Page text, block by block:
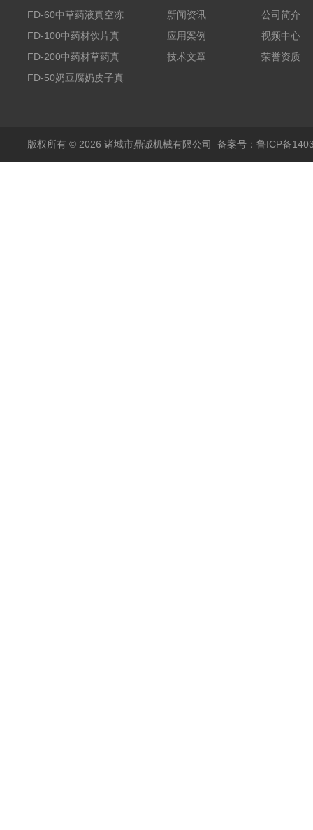
FD-60中草药液真空冻
干机
FD-100中药材饮片真
空冻干机
FD-200中药材草药真
空冻干机
FD-50奶豆腐奶皮子真
新闻资讯
应用案例
技术文章
公司简介
视频中心
荣誉资质
版权所有 © 2026 诸城市鼎诚机械有限公司 备案号：鲁ICP备